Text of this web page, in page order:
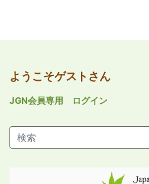
ようこそゲストさん
JGN会員専用 ログイン